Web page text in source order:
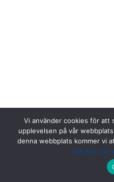
Riksstroke, Målpunkt PA rum
Vi använder cookies för att
upplevelsen på vår
denna webbplats kommer vi
Läs mer om